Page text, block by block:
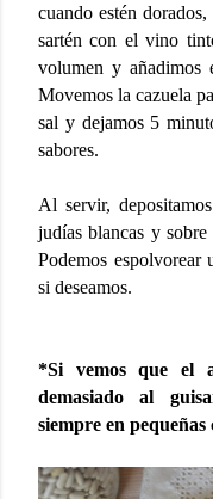
cuando estén
sartén con el vino
volumen y añadimos
Movemos la cazuela
sal y dejamos 5
sabores.
Al servir,
judías blancas y sobre
Podemos
si deseamos.
*Si vemos que el
demasiado al
siempre en pequeñas